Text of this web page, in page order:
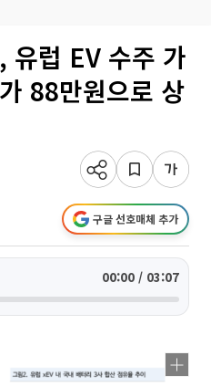
유럽 EV 수주 가
88만원으로 상
구글 선호매체 추가
00:00 / 03:07